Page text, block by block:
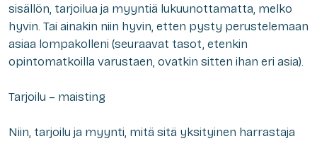
sisällön, tarjoilua ja myyntiä lukuunottamatta, melko
hyvin. Tai ainakin niin hyvin, etten pysty perustelemaan
asiaa lompakolleni (seuraavat tasot, etenkin
opintomatkoilla varustaen, ovatkin sitten ihan eri asia).
Tarjoilu – maisting
Niin, tarjoilu ja myynti, mitä sitä yksityinen harrastaja